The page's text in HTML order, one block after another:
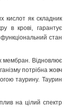
кислот як складник
в крові, гарантує
стан
мембран. Відновлює
потрібна жовч
таурину. Таурин
на цілий спектр